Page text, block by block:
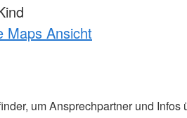
Maps Ansicht
um Ansprechpartner und Infos